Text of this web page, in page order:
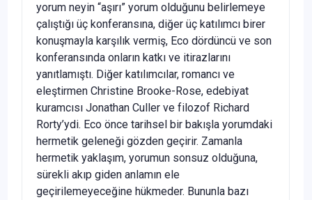
yorum neyin “aşırı” yorum olduğunu belirlemeye
çalıştığı üç konferansına, diğer üç katılımcı birer
konuşmayla karşılık vermiş, Eco dördüncü ve son
konferansında onların katkı ve itirazlarını
yanıtlamıştı. Diğer katılımcılar, romancı ve
eleştirmen Christine Brooke-Rose, edebiyat
kuramcısı Jonathan Culler ve filozof Richard
Rorty’ydi. Eco önce tarihsel bir bakışla yorumdaki
hermetik geleneği gözden geçirir. Zamanla
hermetik yaklaşım, yorumun sonsuz olduğuna,
sürekli akıp giden anlamın ele
geçirilemeyeceğine hükmeder. Bununla bazı